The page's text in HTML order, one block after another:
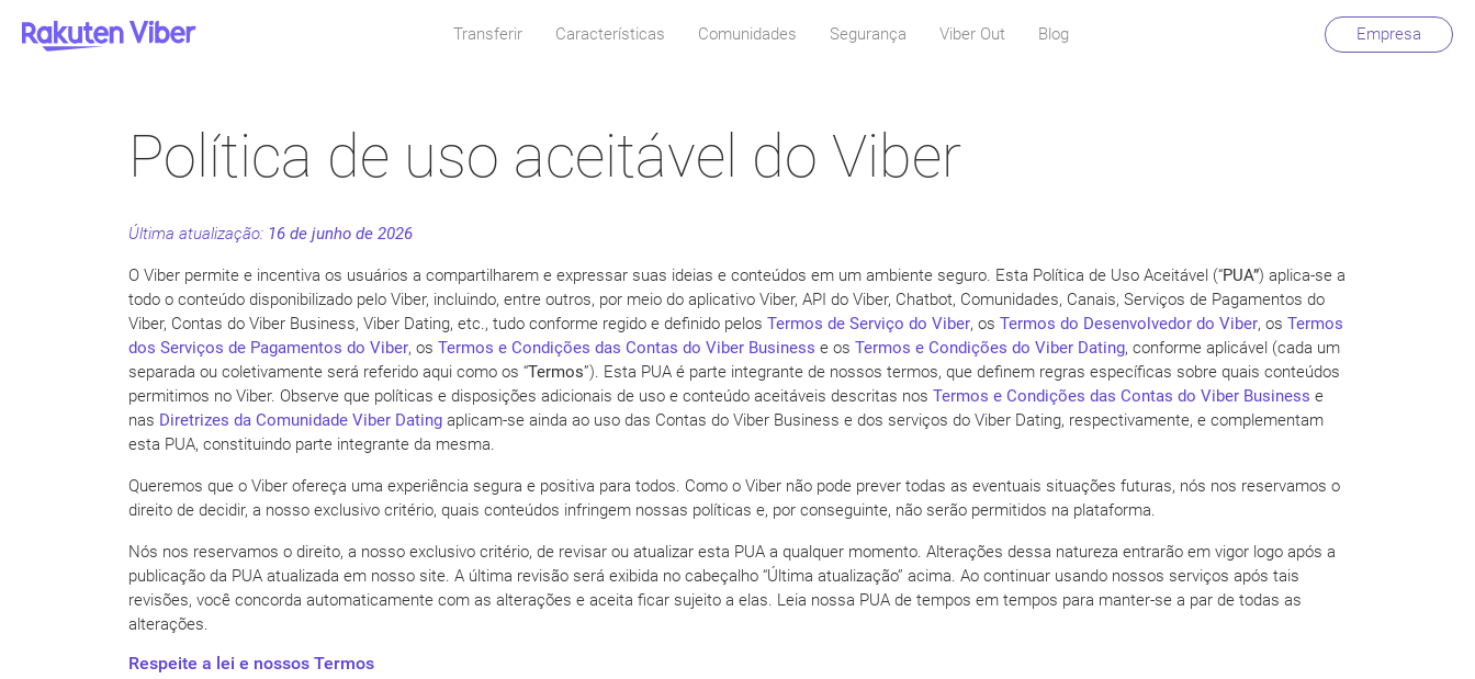
Transferir Características Comunidades Segurança Viber Out Blog Empresa
Política de uso aceitável do Viber
Última atualização: 16 de junho de 2026
O Viber permite e incentiva os usuários a compartilharem e expressar suas ideias e conteúdos em um ambiente seguro. Esta Política de Uso Aceitável (“PUA”) aplica-se a
todo o conteúdo disponibilizado pelo Viber, incluindo, entre outros, por meio do aplicativo Viber, API do Viber, Chatbot, Comunidades, Canais, Serviços de Pagamentos do
Viber, Contas do Viber Business, Viber Dating, etc., tudo conforme regido e definido pelos Termos de Serviço do Viber, os Termos do Desenvolvedor do Viber, os Termos
dos Serviços de Pagamentos do Viber, os Termos e Condições das Contas do Viber Business e os Termos e Condições do Viber Dating, conforme aplicável (cada um
separada ou coletivamente será referido aqui como os “Termos”). Esta PUA é parte integrante de nossos termos, que definem regras específicas sobre quais conteúdos
permitimos no Viber. Observe que políticas e disposições adicionais de uso e conteúdo aceitáveis descritas nos Termos e Condições das Contas do Viber Business e
nas Diretrizes da Comunidade Viber Dating aplicam-se ainda ao uso das Contas do Viber Business e dos serviços do Viber Dating, respectivamente, e complementam
esta PUA, constituindo parte integrante da mesma.
Queremos que o Viber ofereça uma experiência segura e positiva para todos. Como o Viber não pode prever todas as eventuais situações futuras, nós nos reservamos o
direito de decidir, a nosso exclusivo critério, quais conteúdos infringem nossas políticas e, por conseguinte, não serão permitidos na plataforma.
Nós nos reservamos o direito, a nosso exclusivo critério, de revisar ou atualizar esta PUA a qualquer momento. Alterações dessa natureza entrarão em vigor logo após a
publicação da PUA atualizada em nosso site. A última revisão será exibida no cabeçalho “Última atualização” acima. Ao continuar usando nossos serviços após tais
revisões, você concorda automaticamente com as alterações e aceita ficar sujeito a elas. Leia nossa PUA de tempos em tempos para manter-se a par de todas as
alterações.
Respeite a lei e nossos Termos